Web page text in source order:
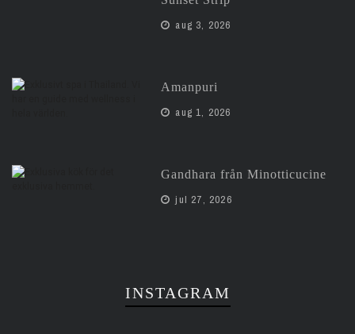
aug 3, 2026
Amanpuri
aug 1, 2026
Gandhara från Minotticucine
jul 27, 2026
INSTAGRAM